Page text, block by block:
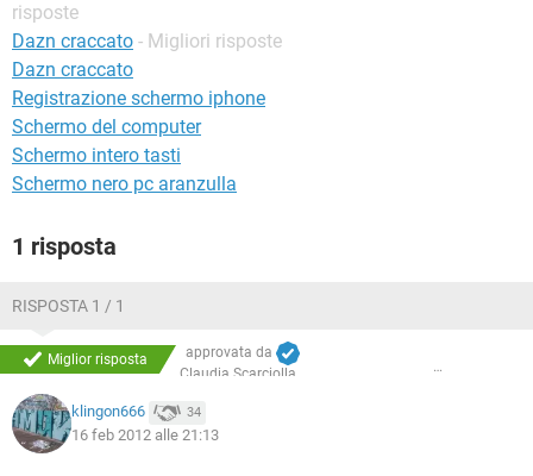
risposte
Dazn craccato - Migliori risposte
Dazn craccato
Registrazione schermo iphone
Schermo del computer
Schermo intero tasti
Schermo nero pc aranzulla
1 risposta
RISPOSTA 1 / 1
Miglior risposta
approvata da
Claudia Scarciolla
klingon666 34
16 feb 2012 alle 21:13